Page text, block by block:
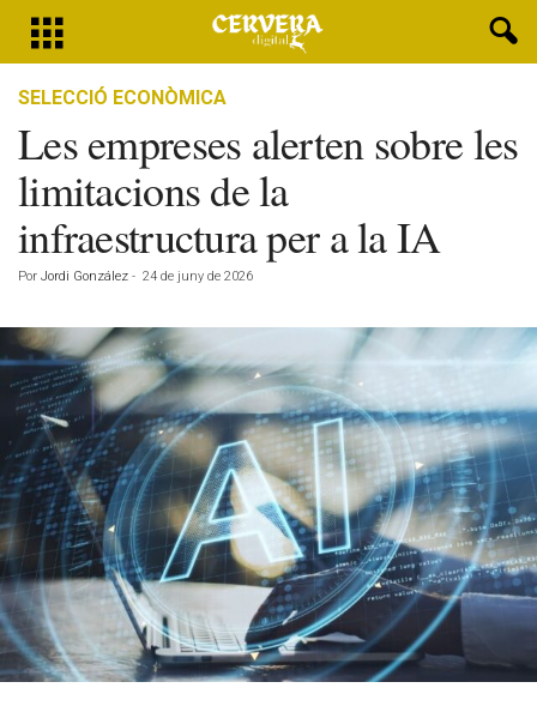
SELECCIÓ ECONÒMICA
Les empreses alerten sobre les
limitacions de la
infraestructura per a la IA
Por Jordi González - 24 de juny de 2026